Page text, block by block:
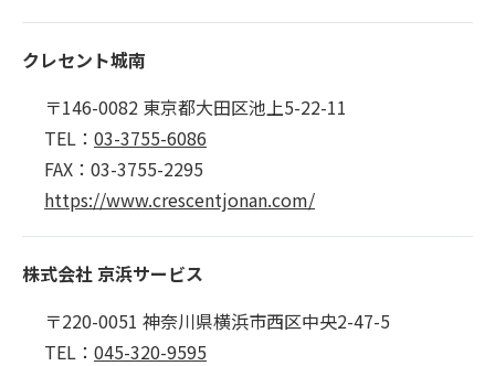
クレセント城南
〒146-0082 東京都大田区池上5-22-11
TEL： 03-3755-6086
FAX：03-3755-2295
https://www.crescentjonan.com/
株式会社 京浜サービス
〒220-0051 神奈川県横浜市西区中央2-47-5
TEL： 045-320-9595